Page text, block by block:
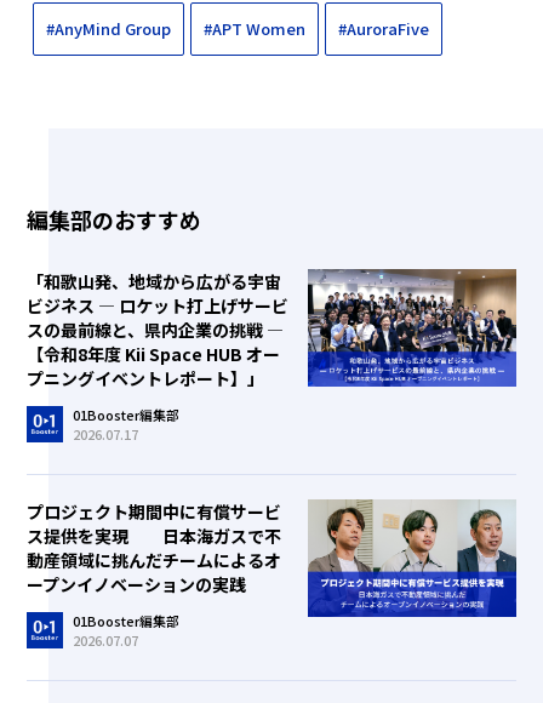
#AnyMind Group #APT Women #AuroraFive
編集部のおすすめ
「和歌山発、地域から広がる宇宙
ビジネス ― ロケット打上げサービ
スの最前線と、県内企業の挑戦 ―
【令和8年度 Kii Space HUB オー
プニングイベントレポート】」
01Booster編集部
2026.07.17
プロジェクト期間中に有償サービ
ス提供を実現 日本海ガスで不
動産領域に挑んだチームによるオ
ープンイノベーションの実践
01Booster編集部
2026.07.07